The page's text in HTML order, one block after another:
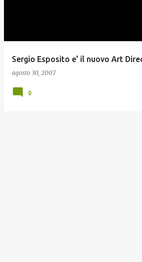
Sergio Esposito e' il nuovo Art
agosto 30, 2007
0